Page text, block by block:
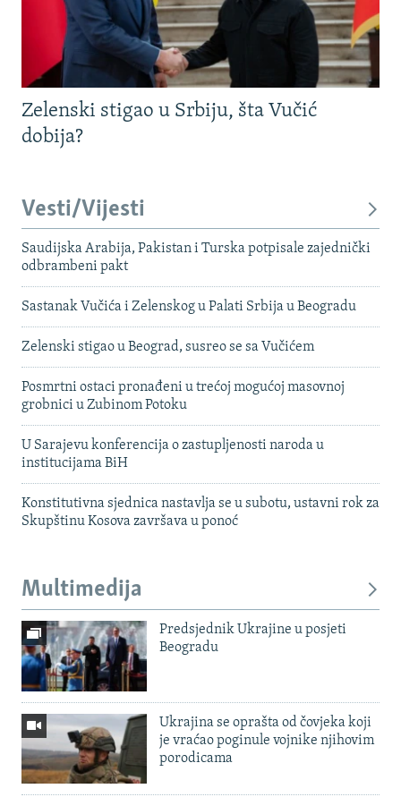
Zelenski stigao u Srbiju, šta Vučić
dobija?
Vesti/Vijesti
Saudijska Arabija, Pakistan i Turska potpisale zajednički
odbrambeni pakt
Sastanak Vučića i Zelenskog u Palati Srbija u Beogradu
Zelenski stigao u Beograd, susreo se sa Vučićem
Posmrtni ostaci pronađeni u trećoj mogućoj masovnoj
grobnici u Zubinom Potoku
U Sarajevu konferencija o zastupljenosti naroda u
institucijama BiH
Konstitutivna sjednica nastavlja se u subotu, ustavni rok za
Skupštinu Kosova završava u ponoć
Multimedija
Predsjednik Ukrajine u posjeti
Beogradu
Ukrajina se oprašta od čovjeka koji
je vraćao poginule vojnike njihovim
porodicama